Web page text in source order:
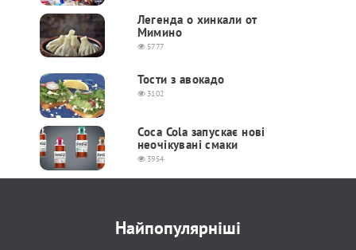
Легенда о хинкали от
Мимино
5777
Тости з авокадо
3102
Сoca Cola запускає нові
неочікувані смаки
3954
Найпопулярніші